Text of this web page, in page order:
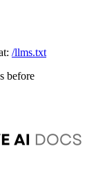
/llms.txt
before